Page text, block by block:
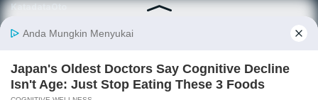
KatadataOto
Email
Daftar